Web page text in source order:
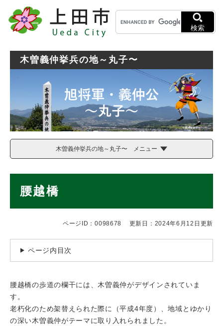
メニューを飛ばして本文へ
キ
ー
ワ
ド
検
検索
木曽義仲挙兵の地～丸子〜
木曽義仲挙兵の地～丸子〜 メニュー
腰越橋
ページID：0098678 更新日：2024年6月12日更新
ページ内目次
腰越橋の歩道の欄干には、木曽義仲がデザインされていま
す。
老朽化のため架替えられた際に（平成4年度）、地域とゆかり
の深い木曽義仲がテーマに取り入れられました。